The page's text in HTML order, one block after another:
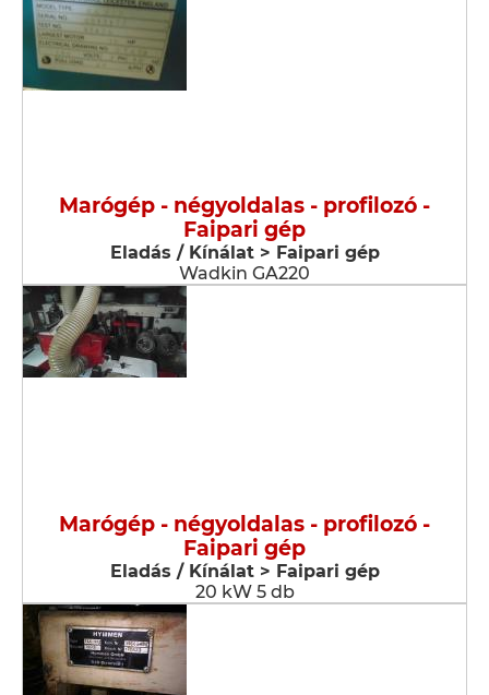
Marógép - négyoldalas - profilozó -
Faipari gép
Eladás / Kínálat > Faipari gép
Wadkin GA220
Marógép - négyoldalas - profilozó -
Faipari gép
Eladás / Kínálat > Faipari gép
20 kW 5 db